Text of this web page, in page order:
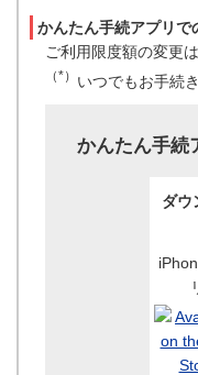
かんたん手続アプリで
ご利用限度額の変更
（*） いつでもお手続
かんたん手
ダウ